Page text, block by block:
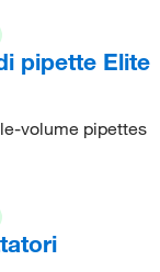
pipette Elite
volume pipettes